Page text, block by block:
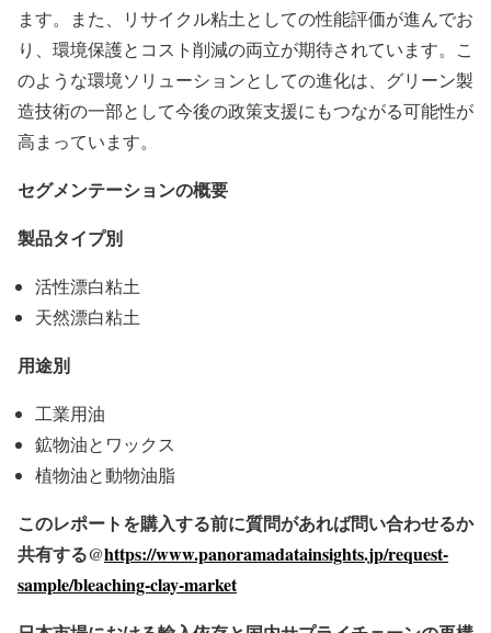
ます。また、リサイクル粘土としての性能評価が進んでお
り、環境保護とコスト削減の両立が期待されています。こ
のような環境ソリューションとしての進化は、グリーン製
造技術の一部として今後の政策支援にもつながる可能性が
高まっています。
セグメンテーションの概要
製品タイプ別
活性漂白粘土
天然漂白粘土
用途別
工業用油
鉱物油とワックス
植物油と動物油脂
このレポートを購入する前に質問があれば問い合わせるか
共有する@https://www.panoramadatainsights.jp/request-
sample/bleaching-clay-market